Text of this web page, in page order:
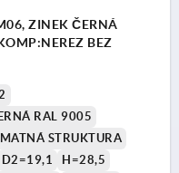
ZINEK ČERNÁ
BEZ
RAL 9005
STRUKTURA
D2=19,1
H=28,5